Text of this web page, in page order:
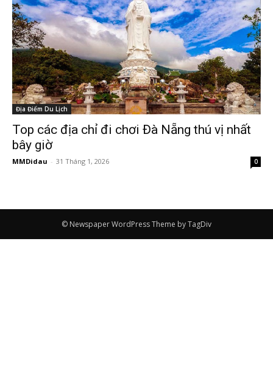
Địa Điểm Du Lịch
Top các địa chỉ đi chơi Đà Nẵng thú vị nhất
bây giờ
MMDidau - 31 Tháng 1, 2026 0
© Newspaper WordPress Theme by TagDiv